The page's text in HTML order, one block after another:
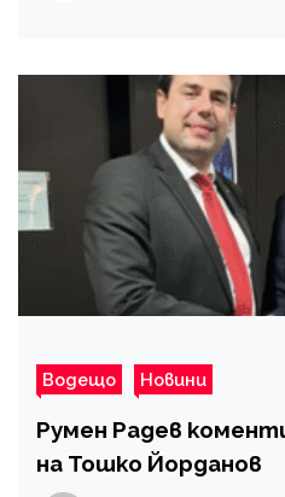
Водещо Новини
Румен Радев
на Тошко Йорданов